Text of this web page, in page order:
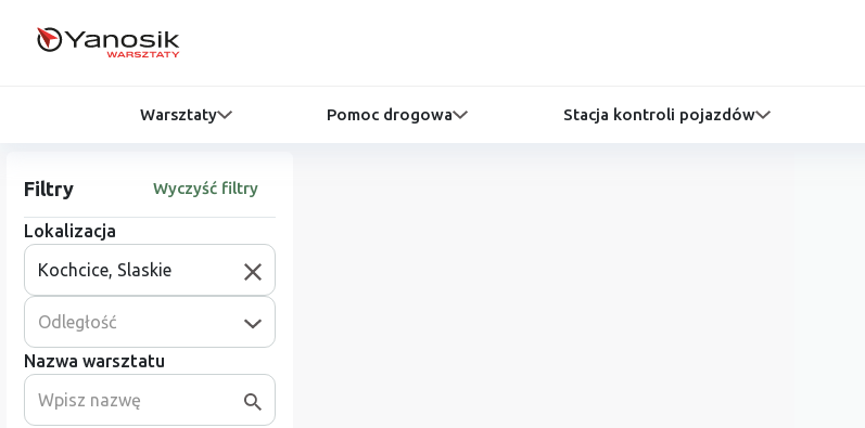
Warsztaty Pomoc drogowa Stacja kontroli pojazdów
Filtry Wyczyść filtry
Lokalizacja
Odległość
Nazwa warsztatu